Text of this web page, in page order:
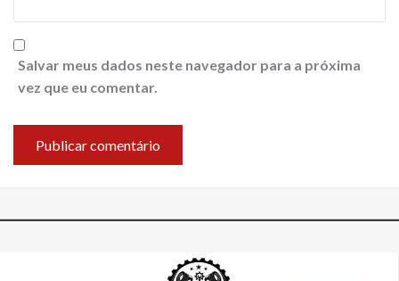
Salvar meus dados neste navegador para a próxima
vez que eu comentar.